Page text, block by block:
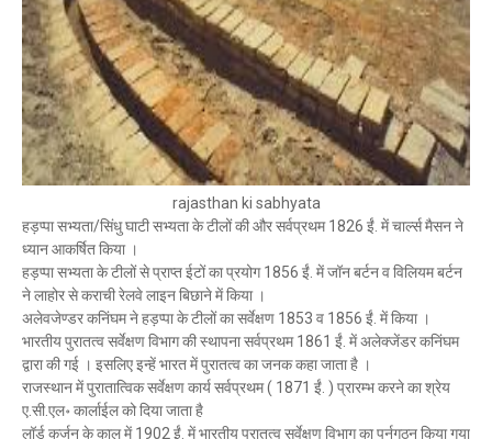
rajasthan ki sabhyata
हड़प्पा सभ्यता/सिंधु घाटी सभ्यता के टीलों की और सर्वप्रथम 1826 ईं. में चार्ल्स मैसन ने
ध्यान आकर्षित किया ।
हड़प्पा सभ्यता के टीलों से प्राप्त ईटों का प्रयोग 1856 ईं. में जॉन बर्टन व विलियम बर्टन
ने लाहोर से कराची रेलवे लाइन बिछाने में किया ।
अलेवजेण्डर कनिंघम ने हड़प्पा के टीलों का सर्वेक्षण 1853 व 1856 ईं. में किया ।
भारतीय पुरातत्व सर्वेक्षण विभाग की स्थापना सर्वप्रथम 1861 ईं. में अलेक्जेंडर कनिंघम
द्वारा की गई । इसलिए इन्हें भारत में पुरातत्व का जनक कहा जाता है ।
राजस्थान में पुरातात्विक सर्वेक्षण कार्य सर्वप्रथम ( 1871 ईं. ) प्रारम्भ करने का श्रेय
ए.सी.एल॰ कार्लाईल को दिया जाता है
लॉर्ड कर्जन के काल में 1902 ईं. में भारतीय पुरातत्व सर्वेक्षण विभाग का पुर्नगठन किया गया